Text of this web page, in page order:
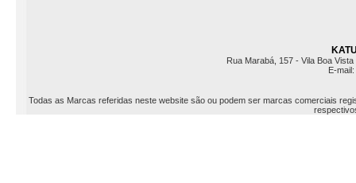
Rua Marabá, 157 - Vila Boa
E-mail:
Todas as Marcas referidas neste website são ou podem ser marcas comerciais